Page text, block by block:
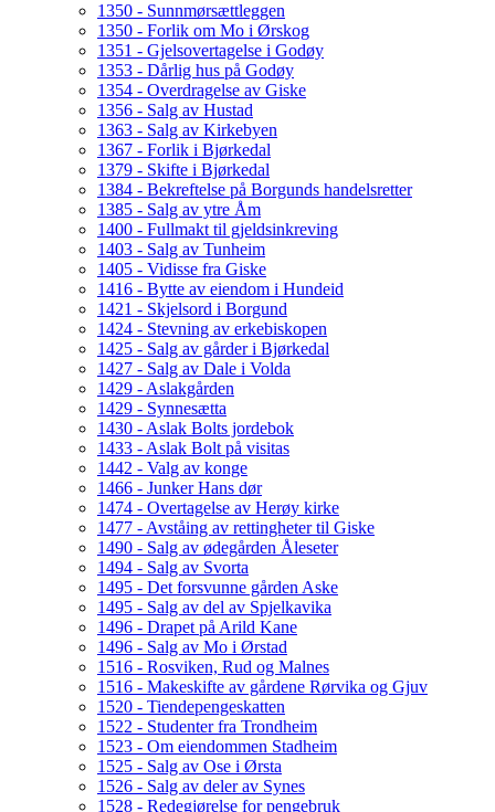
1350 - Sunnmørsættleggen
1350 - Forlik om Mo i Ørskog
1351 - Gjelsovertagelse i Godøy
1353 - Dårlig hus på Godøy
1354 - Overdragelse av Giske
1356 - Salg av Hustad
1363 - Salg av Kirkebyen
1367 - Forlik i Bjørkedal
1379 - Skifte i Bjørkedal
1384 - Bekreftelse på Borgunds handelsretter
1385 - Salg av ytre Åm
1400 - Fullmakt til gjeldsinkreving
1403 - Salg av Tunheim
1405 - Vidisse fra Giske
1416 - Bytte av eiendom i Hundeid
1421 - Skjelsord i Borgund
1424 - Stevning av erkebiskopen
1425 - Salg av gårder i Bjørkedal
1427 - Salg av Dale i Volda
1429 - Aslakgården
1429 - Synnesætta
1430 - Aslak Bolts jordebok
1433 - Aslak Bolt på visitas
1442 - Valg av konge
1466 - Junker Hans dør
1474 - Overtagelse av Herøy kirke
1477 - Avståing av rettingheter til Giske
1490 - Salg av ødegården Åleseter
1494 - Salg av Svorta
1495 - Det forsvunne gården Aske
1495 - Salg av del av Spjelkavika
1496 - Drapet på Arild Kane
1496 - Salg av Mo i Ørstad
1516 - Rosviken, Rud og Malnes
1516 - Makeskifte av gårdene Rørvika og Gjuv
1520 - Tiendepengeskatten
1522 - Studenter fra Trondheim
1523 - Om eiendommen Stadheim
1525 - Salg av Ose i Ørsta
1526 - Salg av deler av Synes
1528 - Redegjørelse for pengebruk